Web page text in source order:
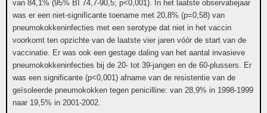
van 84,1% (95% BI 74,7-90,5; p<0,001). In het laatste observatiejaar
was er een niet-significante toename met 20,8% (p=0,58) van
pneumokokkeninfecties met een serotype dat niet in het vaccin
voorkomt ten opzichte van de laatste vier jaren vóór de start van de
vaccinatie. Er was ook een gestage daling van het aantal invasieve
pneumokokkeninfecties bij de 20- tot 39-jarigen en de 60-plussers. Er
was een significante (p<0,001) afname van de resistentie van de
geïsoleerde pneumokokken tegen penicilline: van 28,9% in 1998-1999
naar 19,5% in 2001-2002.